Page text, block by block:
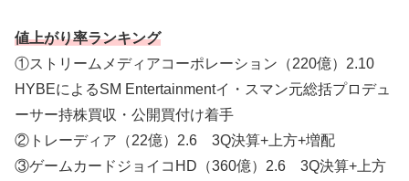
値上がり率ランキング
①ストリームメディアコーポレーション（220億）2.10
HYBEによるSM Entertainmentイ・スマン元総括プロデュ
ーサー持株買収・公開買付け着手
②トレーディア（22億）2.6 3Q決算+上方+増配
③ゲームカードジョイコHD（360億）2.6 3Q決算+上方